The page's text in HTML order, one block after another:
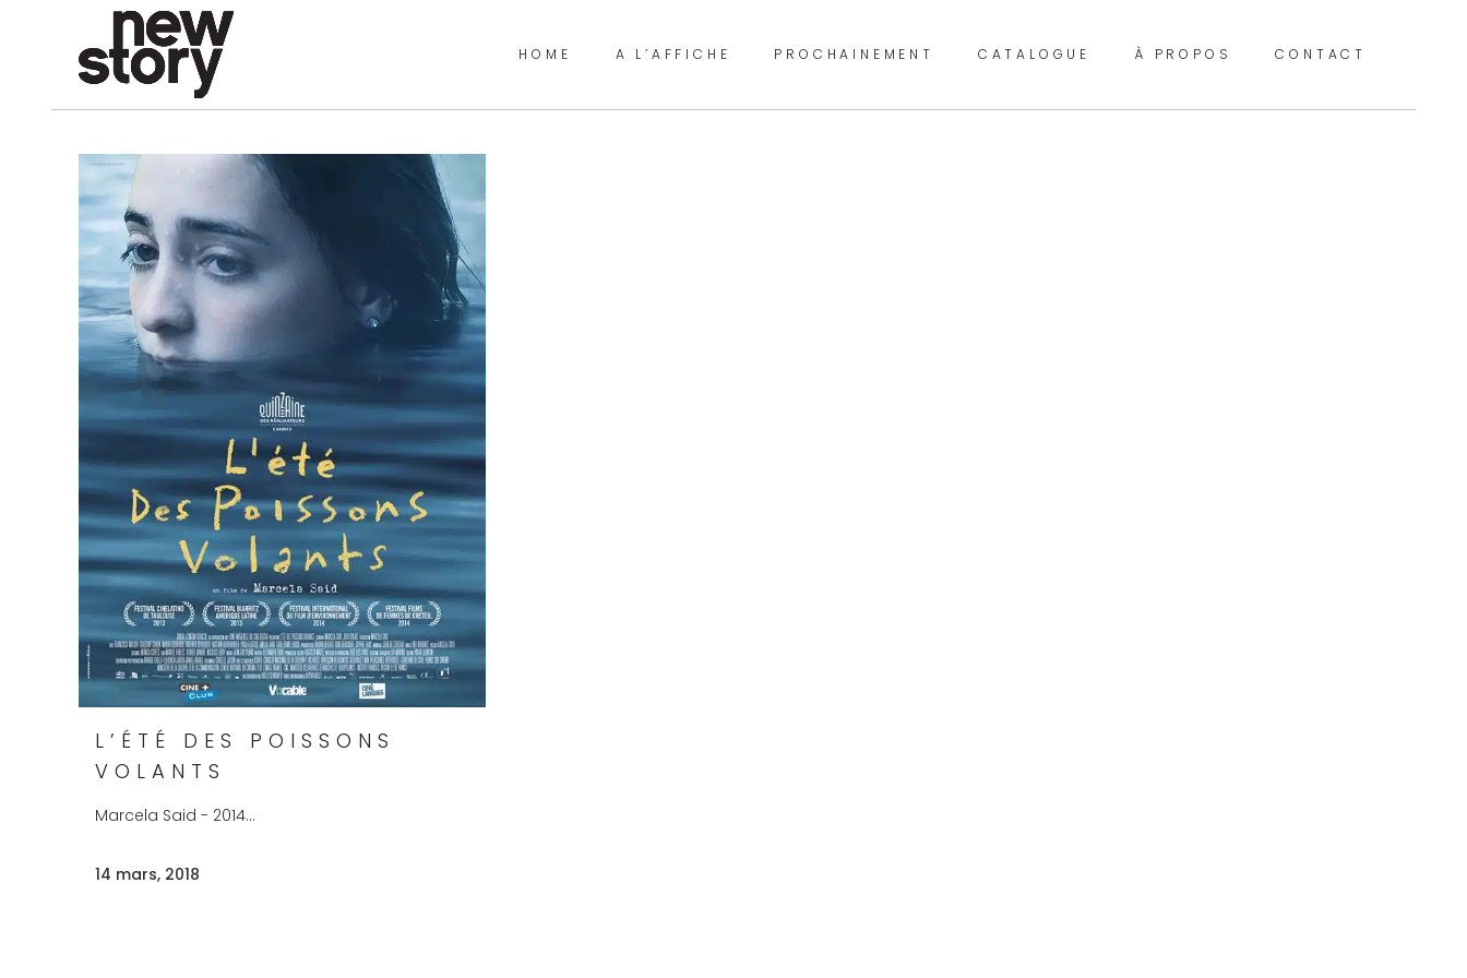
HOME A L’AFFICHE PROCHAINEMENT CATALOGUE À PROPOS CONTACT
L’ÉTÉ DES POISSONS
VOLANTS
Marcela Said - 2014...
14 mars, 2018